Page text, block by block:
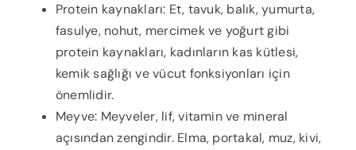
Protein kaynakları: Et, tavuk, balık, yumurta,
fasulye, nohut, mercimek ve yoğurt gibi
protein kaynakları, kadınların kas kütlesi,
kemik sağlığı ve vücut fonksiyonları için
önemlidir.
Meyve: Meyveler, lif, vitamin ve mineral
açısından zengindir. Elma, portakal, muz, kivi,